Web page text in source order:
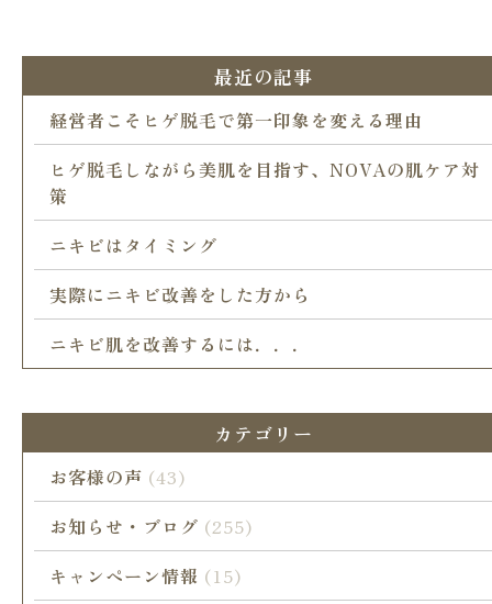
最近の記事
経営者こそヒゲ脱毛で第一印象を変える理由
ヒゲ脱毛しながら美肌を目指す、NOVAの肌ケア対
策
ニキビはタイミング
実際にニキビ改善をした方から
ニキビ肌を改善するには．．．
カテゴリー
お客様の声 (43)
お知らせ・ブログ (255)
キャンペーン情報 (15)